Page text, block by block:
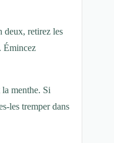
deux, retirez les
Émincez
menthe. Si
les tremper dans